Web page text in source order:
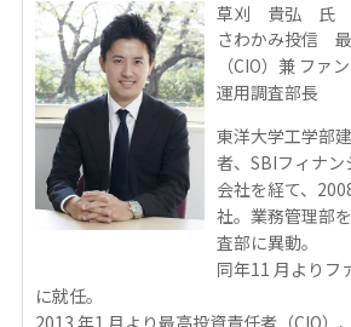
草刈 貴弘 氏
さわかみ投信
（CIO）兼 ファ
運用調査部長
東洋大学工学部
者、SBIフィナ
会社を経て、
社。業務管理部
査部に異動。
同年11 月よりフ
に就任。